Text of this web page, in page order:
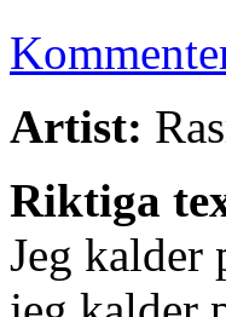
Artist:
Riktiga
Jeg kalder